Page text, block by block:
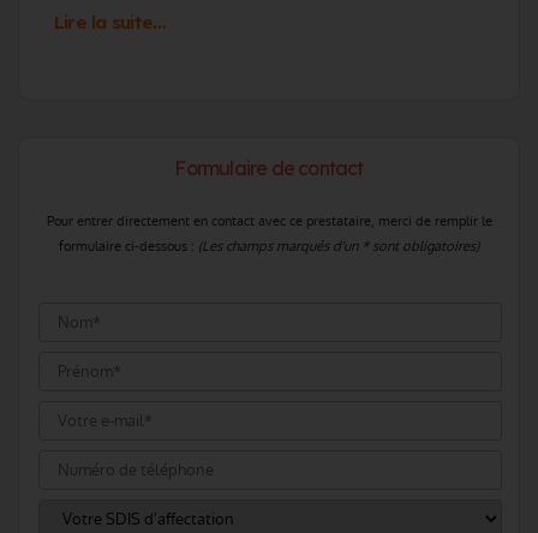
Lire la suite…
Formulaire de contact
Pour entrer directement en contact avec ce prestataire, merci de remplir le
formulaire ci-dessous : (Les champs marqués d'un * sont obligatoires)